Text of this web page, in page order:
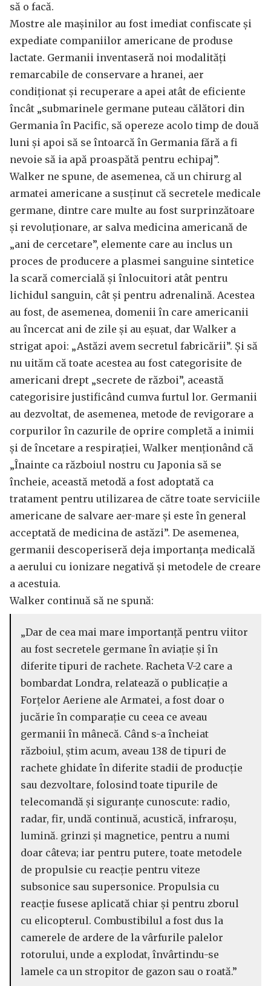
să o facă.
Mostre ale mașinilor au fost imediat confiscate și
expediate companiilor americane de produse
lactate. Germanii inventaseră noi modalități
remarcabile de conservare a hranei, aer
condiționat și recuperare a apei atât de eficiente
încât „submarinele germane puteau călători din
Germania în Pacific, să opereze acolo timp de două
luni și apoi să se întoarcă în Germania fără a fi
nevoie să ia apă proaspătă pentru echipaj”.
Walker ne spune, de asemenea, că un chirurg al
armatei americane a susținut că secretele medicale
germane, dintre care multe au fost surprinzătoare
și revoluționare, ar salva medicina americană de
„ani de cercetare”, elemente care au inclus un
proces de producere a plasmei sanguine sintetice
la scară comercială și înlocuitori atât pentru
lichidul sanguin, cât și pentru adrenalină. Acestea
au fost, de asemenea, domenii în care americanii
au încercat ani de zile și au eșuat, dar Walker a
strigat apoi: „Astăzi avem secretul fabricării”. Și să
nu uităm că toate acestea au fost categorisite de
americani drept „secrete de război”, această
categorisire justificând cumva furtul lor. Germanii
au dezvoltat, de asemenea, metode de revigorare a
corpurilor în cazurile de oprire completă a inimii
și de încetare a respirației, Walker menționând că
„Înainte ca războiul nostru cu Japonia să se
încheie, această metodă a fost adoptată ca
tratament pentru utilizarea de către toate serviciile
americane de salvare aer-mare și este în general
acceptată de medicina de astăzi”. De asemenea,
germanii descoperiseră deja importanța medicală
a aerului cu ionizare negativă și metodele de creare
a acestuia.
Walker continuă să ne spună:
„Dar de cea mai mare importanță pentru viitor
au fost secretele germane în aviație și în
diferite tipuri de rachete. Racheta V-2 care a
bombardat Londra, relatează o publicație a
Forțelor Aeriene ale Armatei, a fost doar o
jucărie în comparație cu ceea ce aveau
germanii în mânecă. Când s-a încheiat
războiul, știm acum, aveau 138 de tipuri de
rachete ghidate în diferite stadii de producție
sau dezvoltare, folosind toate tipurile de
telecomandă și siguranțe cunoscute: radio,
radar, fir, undă continuă, acustică, infraroșu,
lumină. grinzi și magnetice, pentru a numi
doar câteva; iar pentru putere, toate metodele
de propulsie cu reacție pentru viteze
subsonice sau supersonice. Propulsia cu
reacție fusese aplicată chiar și pentru zborul
cu elicopterul. Combustibilul a fost dus la
camerele de ardere de la vârfurile palelor
rotorului, unde a explodat, învârtindu-se
lamele ca un stropitor de gazon sau o roată.”